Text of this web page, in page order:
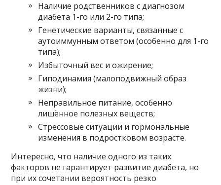
Наличие родственников с диагнозом
диабета 1-го или 2-го типа;
Генетические варианты, связанные с
аутоиммунным ответом (особенно для 1-го
типа);
Избыточный вес и ожирение;
Гиподинамия (малоподвижный образ
жизни);
Неправильное питание, особенно
лишённое полезных веществ;
Стрессовые ситуации и гормональные
изменения в подростковом возрасте.
Интересно, что наличие одного из таких
факторов не гарантирует развитие диабета, но
при их сочетании вероятность резко